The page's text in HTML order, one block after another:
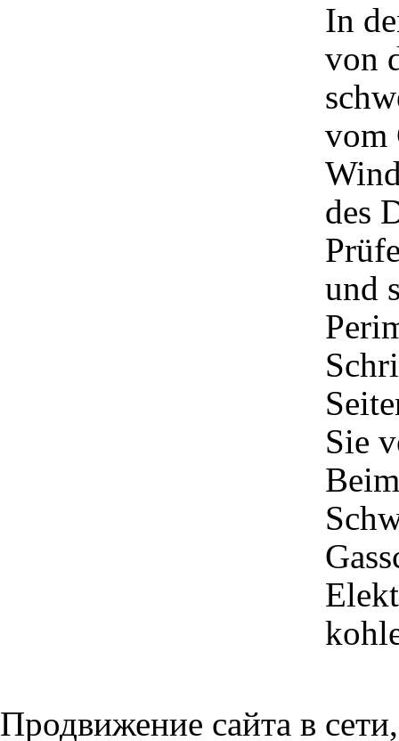
In
von
vom
des
und
Sie
Продвижение сайта в